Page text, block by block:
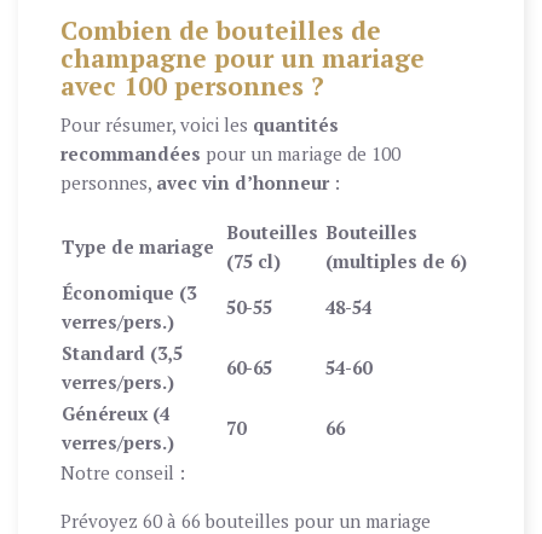
Combien de bouteilles de
champagne pour un mariage
avec 100 personnes ?
Pour résumer, voici les quantités
recommandées pour un mariage de 100
personnes, avec vin d’honneur:
Type de mariage
Bouteilles
(75 cl)
Bouteilles
(multiples de 6)
Économique (3
verres/pers.)
50-55
48-54
Standard (3,5
verres/pers.)
60-65
54-60
Généreux (4
verres/pers.)
70
66
Notre conseil :
Prévoyez 60 à 66 bouteilles pour un mariage